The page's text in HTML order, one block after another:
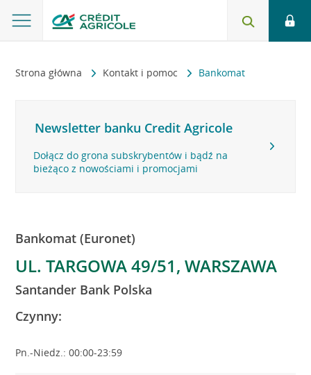
Strona główna Kontakt i pomoc Bankomat
Newsletter banku Credit Agricole
Dołącz do grona subskrybentów i bądź na
bieżąco z nowościami i promocjami
Bankomat (Euronet)
UL. TARGOWA 49/51, WARSZAWA
Santander Bank Polska
Czynny:
Pn.-Niedz.: 00:00-23:59